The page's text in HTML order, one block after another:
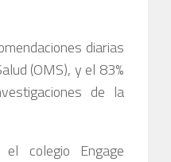
diarias
(OMS), y el 83%
de la
colegio Engage